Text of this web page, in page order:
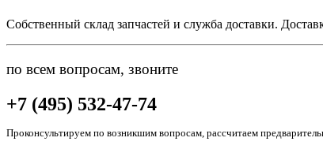
Собственный склад запчастей и служба доставки.
по всем вопросам, звоните
+7 (495) 532-47-74
Проконсультируем по возникшим вопросам, рассчитаем